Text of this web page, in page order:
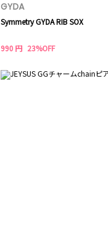
GYDA
Symmetry GYDA RIB SOX
990 円 23%OFF